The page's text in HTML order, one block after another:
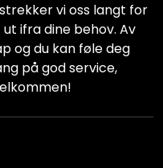
vi oss langt for
ifra dine behov. Av
og du kan føle deg
på god service,